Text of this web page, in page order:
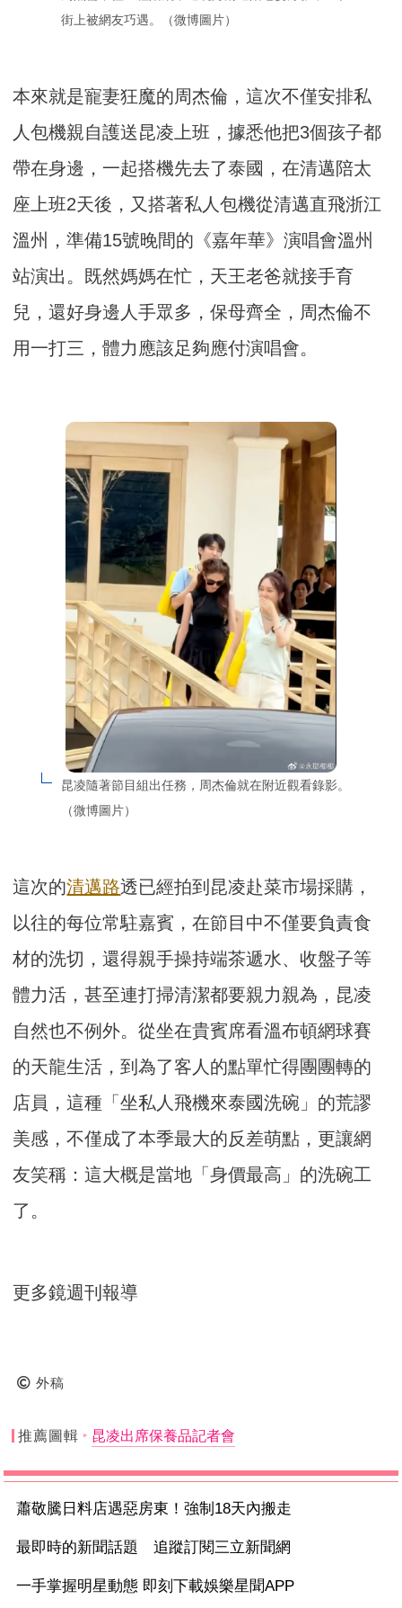
街上被網友巧遇。（微博圖片）
本來就是寵妻狂魔的周杰倫，這次不僅安排私
人包機親自護送昆凌上班，據悉他把3個孩子都
帶在身邊，一起搭機先去了泰國，在清邁陪太
座上班2天後，又搭著私人包機從清邁直飛浙江
溫州，準備15號晚間的《嘉年華》演唱會溫州
站演出。既然媽媽在忙，天王老爸就接手育
兒，還好身邊人手眾多，保母齊全，周杰倫不
用一打三，體力應該足夠應付演唱會。
昆凌隨著節目組出任務，周杰倫就在附近觀看錄影。
（微博圖片）
這次的清邁路透已經拍到昆凌赴菜市場採購，
以往的每位常駐嘉賓，在節目中不僅要負責食
材的洗切，還得親手操持端茶遞水、收盤子等
體力活，甚至連打掃清潔都要親力親為，昆凌
自然也不例外。從坐在貴賓席看溫布頓網球賽
的天龍生活，到為了客人的點單忙得團團轉的
店員，這種「坐私人飛機來泰國洗碗」的荒謬
美感，不僅成了本季最大的反差萌點，更讓網
友笑稱：這大概是當地「身價最高」的洗碗工
了。
更多鏡週刊報導
外稿
推薦圖輯 昆凌出席保養品記者會
蕭敬騰日料店遇惡房東！強制18天內搬走
最即時的新聞話題 追蹤訂閱三立新聞網
一手掌握明星動態 即刻下載娛樂星聞APP